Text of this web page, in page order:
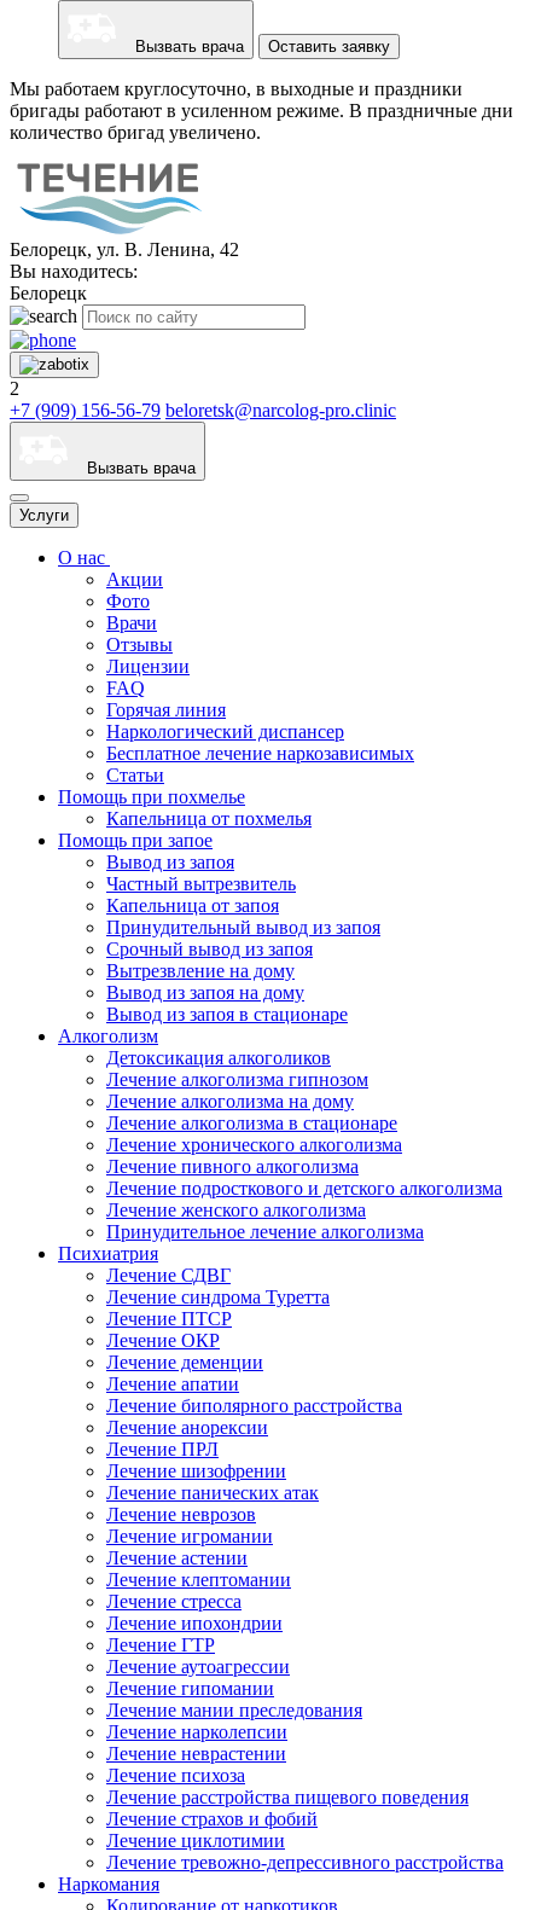
Вызвать врача Оставить заявку
Мы работаем круглосуточно, в выходные и праздники
бригады работают в усиленном режиме. В праздничные дни
количество бригад увеличено.
Белорецк, ул. В. Ленина, 42
Вы находитесь:
Белорецк
2
+7 (909) 156-56-79 beloretsk@narcolog-pro.clinic
Вызвать врача
Услуги
О нас
Акции
Фото
Врачи
Отзывы
Лицензии
FAQ
Горячая линия
Наркологический диспансер
Бесплатное лечение наркозависимых
Статьи
Помощь при похмелье
Капельница от похмелья
Помощь при запое
Вывод из запоя
Частный вытрезвитель
Капельница от запоя
Принудительный вывод из запоя
Срочный вывод из запоя
Вытрезвление на дому
Вывод из запоя на дому
Вывод из запоя в стационаре
Алкоголизм
Детоксикация алкоголиков
Лечение алкоголизма гипнозом
Лечение алкоголизма на дому
Лечение алкоголизма в стационаре
Лечение хронического алкоголизма
Лечение пивного алкоголизма
Лечение подросткового и детского алкоголизма
Лечение женского алкоголизма
Принудительное лечение алкоголизма
Психиатрия
Лечение СДВГ
Лечение синдрома Туретта
Лечение ПТСР
Лечение ОКР
Лечение деменции
Лечение апатии
Лечение биполярного расстройства
Лечение анорексии
Лечение ПРЛ
Лечение шизофрении
Лечение панических атак
Лечение неврозов
Лечение игромании
Лечение астении
Лечение клептомании
Лечение стресса
Лечение ипохондрии
Лечение ГТР
Лечение аутоагрессии
Лечение гипомании
Лечение мании преследования
Лечение нарколепсии
Лечение неврастении
Лечение психоза
Лечение расстройства пищевого поведения
Лечение страхов и фобий
Лечение циклотимии
Лечение тревожно-депрессивного расстройства
Наркомания
Кодирование от наркотиков